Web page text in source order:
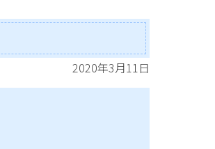
2020年3月11日